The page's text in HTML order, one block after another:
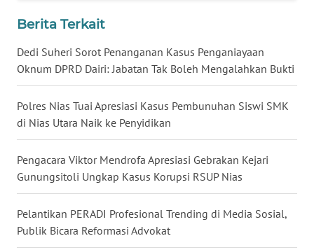
Berita Terkait
Dedi Suheri Sorot Penanganan Kasus Penganiayaan
Oknum DPRD Dairi: Jabatan Tak Boleh Mengalahkan Bukti
Polres Nias Tuai Apresiasi Kasus Pembunuhan Siswi SMK
di Nias Utara Naik ke Penyidikan
Pengacara Viktor Mendrofa Apresiasi Gebrakan Kejari
Gunungsitoli Ungkap Kasus Korupsi RSUP Nias
Pelantikan PERADI Profesional Trending di Media Sosial,
Publik Bicara Reformasi Advokat
KALTENG
WN
KALTARA
WN
WN